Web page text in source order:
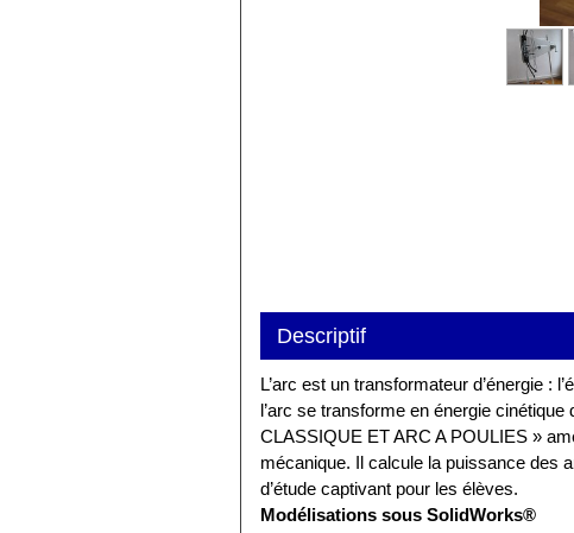
Descriptif
L’arc est un transformateur d’énergie :
l’arc se transforme en énergie
CLASSIQUE ET ARC A POULIES »
mécanique. Il calcule la puissance des
d’étude captivant pour les élèves.
Modélisations sous SolidWorks®